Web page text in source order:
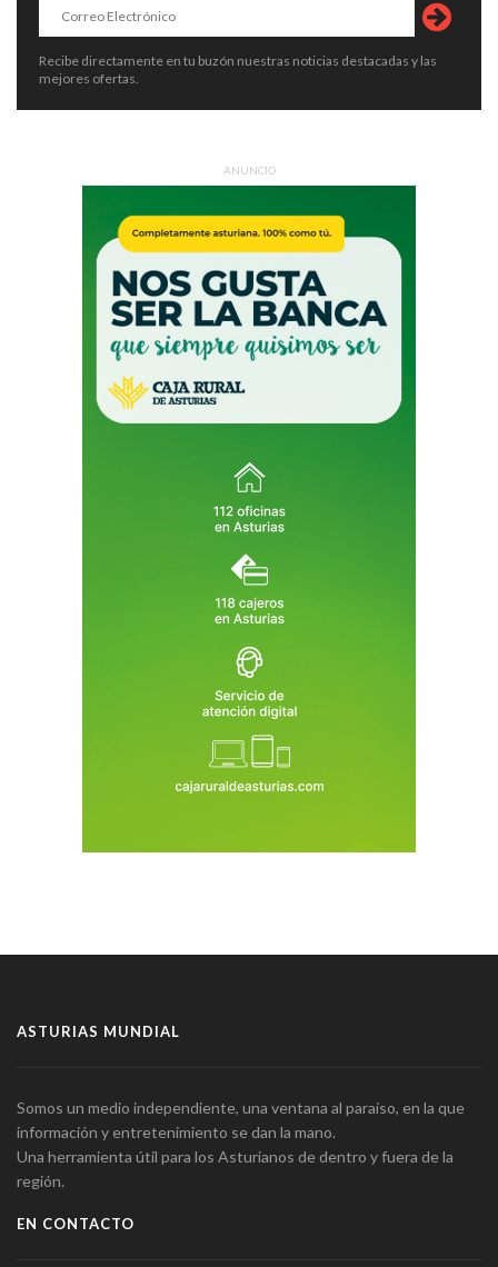
Recibe directamente en tu buzón nuestras noticias destacadas y las
mejores ofertas.
ANUNCIO
ASTURIAS MUNDIAL
Somos un medio independiente, una ventana al paraíso, en la que
información y entretenimiento se dan la mano.
Una herramienta útil para los Asturianos de dentro y fuera de la
región.
EN CONTACTO